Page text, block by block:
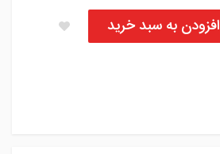
افزودن به سبد خرید